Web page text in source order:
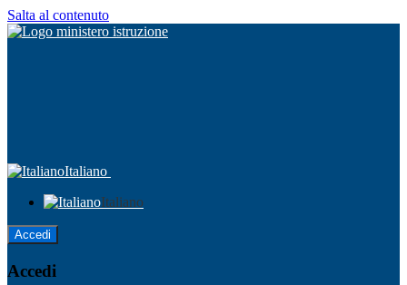
Salta al contenuto
Italiano
Italiano
Accedi
Accedi